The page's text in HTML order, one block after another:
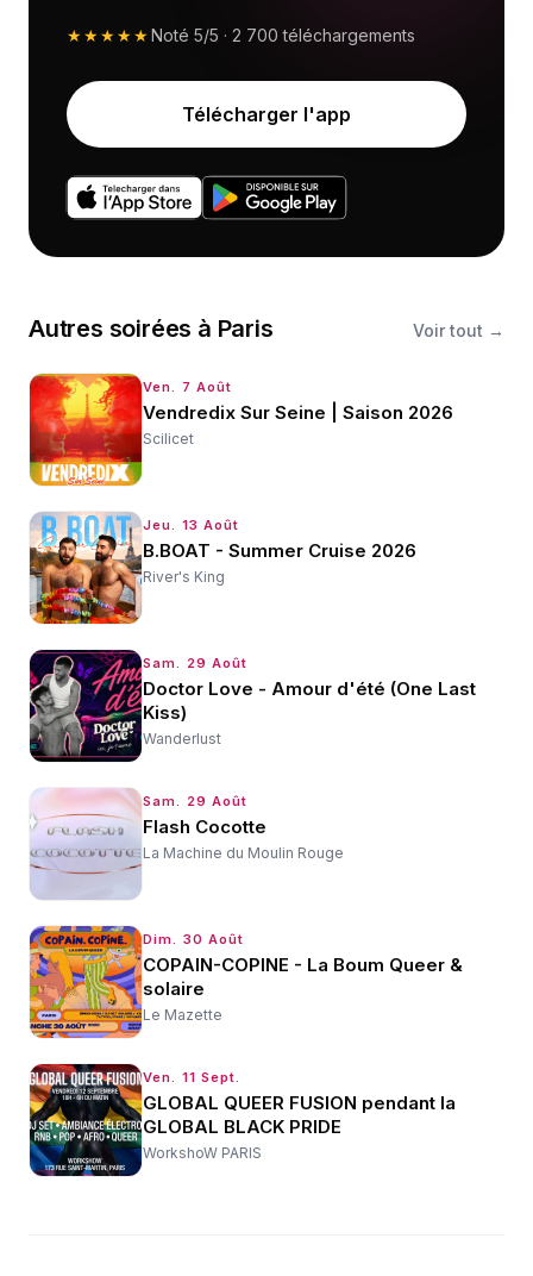
★★★★★Noté 5/5 · 2 700 téléchargements
Télécharger l'app
Autres soirées à Paris Voir tout →
Ven. 7 Août
Vendredix Sur Seine | Saison 2026
Scilicet
Jeu. 13 Août
B.BOAT - Summer Cruise 2026
River's King
Sam. 29 Août
Doctor Love - Amour d'été (One Last
Kiss)
Wanderlust
Sam. 29 Août
Flash Cocotte
La Machine du Moulin Rouge
Dim. 30 Août
COPAIN-COPINE - La Boum Queer &
solaire
Le Mazette
Ven. 11 Sept.
GLOBAL QUEER FUSION pendant la
GLOBAL BLACK PRIDE
WorkshoW PARIS